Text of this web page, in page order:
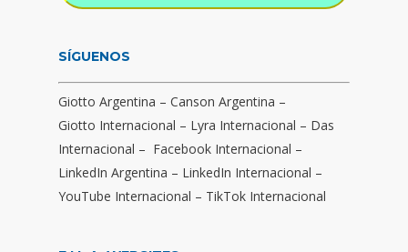
SÍGUENOS
Giotto Argentina – Canson Argentina –
Giotto Internacional – Lyra Internacional – Das
Internacional – Facebook Internacional –
LinkedIn Argentina – LinkedIn Internacional –
YouTube Internacional – TikTok Internacional